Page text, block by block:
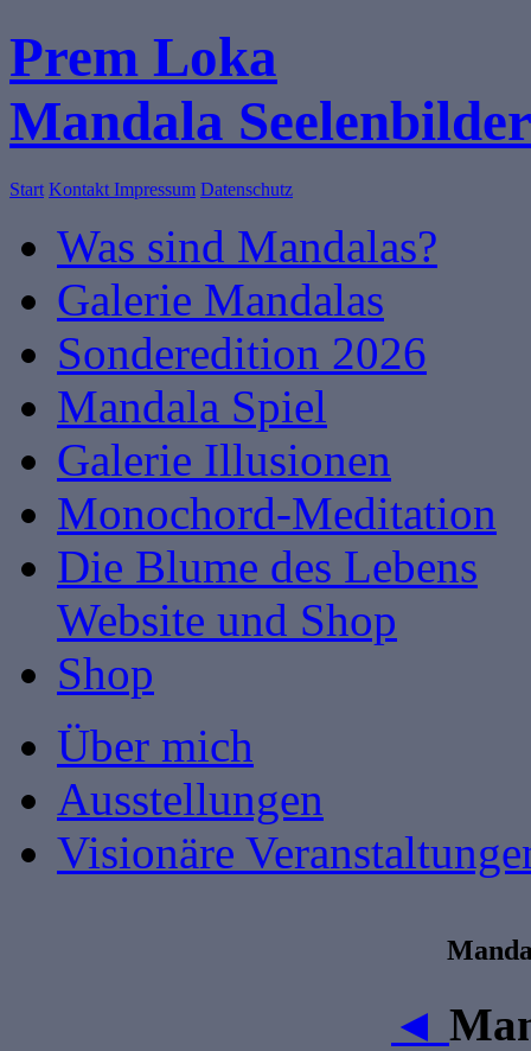
Prem Loka
Mandala Seelenbilder
Start Kontakt Impressum Datenschutz
Was sind Mandalas?
Galerie Mandalas
Sonderedition 2026
Mandala Spiel
Galerie Illusionen
Monochord-Meditation
Die Blume des Lebens
Website und Shop
Shop
Über mich
Ausstellungen
Visionäre
◄